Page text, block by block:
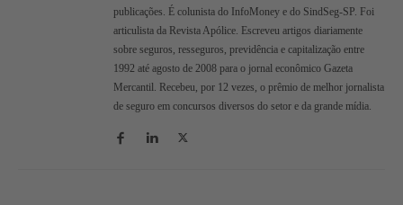
publicações. É colunista do InfoMoney e do SindSeg-SP. Foi
articulista da Revista Apólice. Escreveu artigos diariamente
sobre seguros, resseguros, previdência e capitalização entre
1992 até agosto de 2008 para o jornal econômico Gazeta
Mercantil. Recebeu, por 12 vezes, o prêmio de melhor jornalista
de seguro em concursos diversos do setor e da grande mídia.